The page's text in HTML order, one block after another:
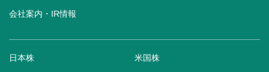
会社案内・IR情報
日本株 米国株